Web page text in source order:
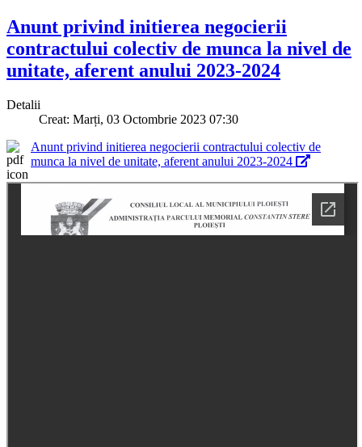
Anunt privind initierea negocierii
contractului colectiv de munca la nivel de
unitate, aferent anului 2023-2024
Detalii
Creat: Marți, 03 Octombrie 2023 07:30
Anunt privind initierea negocierii contractului colectiv de
munca la nivel de unitate, aferent anului 2023-2024